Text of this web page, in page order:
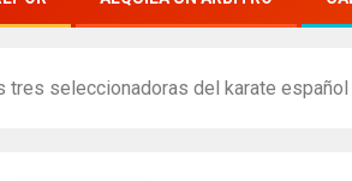
tres seleccionadoras del karate español